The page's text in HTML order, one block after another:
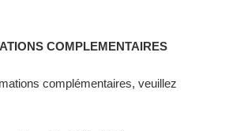
COMPLEMENTAIRES
complémentaires, veuillez